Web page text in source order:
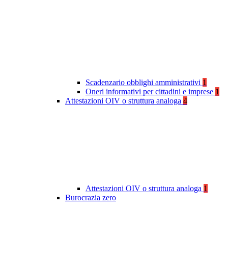
Scadenzario obblighi amministrativi 1
Oneri informativi per cittadini e imprese 1
Attestazioni OIV o struttura analoga 4
Attestazioni OIV o struttura analoga 1
Burocrazia zero